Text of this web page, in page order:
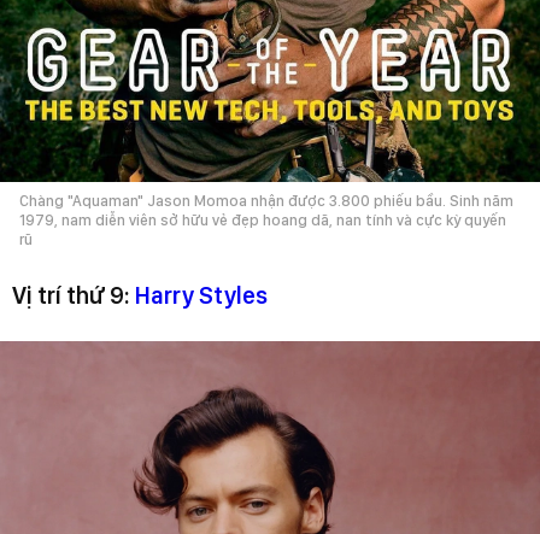
Chàng "Aquaman" Jason Momoa nhận được 3.800 phiếu bầu. Sinh năm
1979, nam diễn viên sở hữu vẻ đẹp hoang dã, nan tính và cực kỳ quyến
rũ
Vị trí thứ 9: Harry Styles